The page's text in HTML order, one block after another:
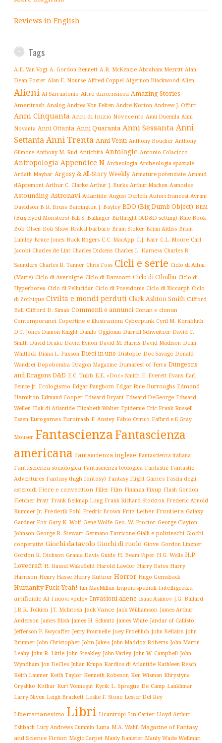
Reviews in English
Tags
A.E. Van Vogt A. Gordon Bennett A.R. McKenzie Abraham Merritt Alan
Dean Foster Alan E. Nourse Alfred Coppel Algernon Blackwood Alien
Alieni Al Sarrantonio Altre dimensioni Amazing Stories
Ameritrash Analog Andrea Von Felten Andre Norton Andrew J. Offutt
Anni Cinquanta Anni di Inizio Novecento Anni Duemila Anni
Novanta Anni Ottanta Anni Quaranta Anni Sessanta Anni
SettantaAnni Trenta Anni Venti Anthony Boucher Anthony
Gilmore Anthony M. Rud Antichità Antologie Antonio Colacicco
Antropologia Appendice N Archeologia Archeologia spaziale
Ardath Mayhar Argosy & All-Story Weekly Armature potenziate Arnaud
d'Apremont Arthur C. Clarke Arthur J. Burks Arthur Machen Asmodee
Astounding Astronavi Atlantide August Derleth Autori francesi Avram
Davidson B.R. Bruss Barrington J. Bayley BDO (Big Dumb Object) BEM
(Bug Eyed Monsters) Bill S. Ballinger Birthright (AD&D setting) Blue Book
Bob Olsen Bob Shaw Brak il barbaro Bram Stoker Brian Aldiss Brian
Lumley Bruce Jones Buck Rogers C.C. MacApp C.J. Barr C.L. Moore Carl
Jacobi Charles de Lint Charles Dickens Charles L. Harness Charles R.
Saunders Charles R. Tanner Chris Foss Cicli e serie Ciclo di Aihai
(Marte) Ciclo di Averoigne Ciclo di Barsoom Ciclo di Cthulhu Ciclo di
Hyperborea Ciclo di Pellucidar Ciclo di Poseidonis Ciclo di Xiccarph Ciclo
di Zothique Civiltà e mondi perduti Clark Ashton Smith Clifford
Ball Clifford D. Simak Commenti e annunci Conan e clonan
Contemporanei Copertine e illustrazioni Cyberpunk Cyril M. Kornbluth
D.F. Jones Damon Knight Danilo Oggionni Darrell Schweitzer David C.
Smith David Drake David Eynon David M. Harris David Madison Dean
Whitlock Diana L. Paxson Dieci in uno Distopie Doc Savage Donald
Wandrei Dopobomba Dragon Magazine Dumarest of Terra Dungeons
and Dragons D&D E.C. Tubb E.E. «Doc» Smith E. Everett Evans Earl
Peirce Jr. Ecologismo Edgar Pangborn Edgar Rice Burroughs Edmond
Hamilton Edmund Cooper Edward Bryant Edward DeGeorge Edward
Wellen Elak di Atlantide Elizabeth Walter Epidemie Eric Frank Russell
Essen Eurogames Eurotrash F. Anstey Fabio Orrico Fafhrd e il Gray
Mouser FantascienzaFantascienza
americana Fantascienza inglese Fantascienza italiana
Fantascienza sociologica Fantascienza teologica Fantastic Fantastic
Adventures Fantasy (high fantasy) Fantasy Flight Games Fascia degli
asteroidi Fiere e convention Filler Film Finanza Fixup Flash Gordon
Fletcher Pratt Frank Belknap Long Frank Richard Stockton Frederic Arnold
Kummer Jr. Frederik Pohl Fredric Brown Fritz Leiber Frontiera Galaxy
Gardner Fox Gary K. Wolf Gene Wolfe Geo. W. Proctor George Clayton
Johnson George R. Stewart Germano Tarricone Gialli e polizieschi Giochi
cooperativi Giochi da tavolo Giochi di ruolo Giove Gordon Linzner
Gordon R. Dickson Grania Davis Guide H. Beam Piper H.G. Wells H.P.
Lovecraft H. Russel Wakefield Harold Lawlor Harry Bates Harry
Harrison Henry Hasse Henry Kuttner Horror Hugo Gernsback
Humanity Fuck Yeah! Ian MacMillan Imperi spaziali Intelligenza
artificiale AI I nuovi «pulp» Invasioni aliene Isaac Asimov J.G. Ballard
J.R.R. Tolkien J.T. McIntosh Jack Vance Jack Williamson James Arthur
Anderson James Blish James H. Schmitz James White Jandar of Callisto
Jefferson P. Swycaffer Jerry Pournelle Joey Froehlich John Bellairs John
Brunner John Christopher John Jakes John Maddox Roberts John Martin
Leahy John R. Little John Steakley John Varley John W. Campbell John
Wyndham Jon DeCles Julian Krupa Kardios di Atlantide Kathleen Resch
Keith Laumer Keith Taylor Kenneth Robeson Ken Wisman Khrystyna
Gryshko Kothar Kurt Vonnegut Kyrik L. Sprague De Camp Lankhmar
Larry Niven Leigh Brackett Leslie F. Stone Lester Del Rey
Libertarianesimo Libri Licantropi Lin Carter Lloyd Arthur
Eshbach Lucy Andrews Cummin Luna M.A. Wahil Magazine of Fantasy
and Science Fiction Magic Carpet Manly Banister Manly Wade Wellman